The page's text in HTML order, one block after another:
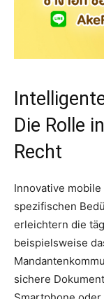
Die Rolle
Recht
Innovative
spezifischen
erleichtern die
beispielsweise
sichere